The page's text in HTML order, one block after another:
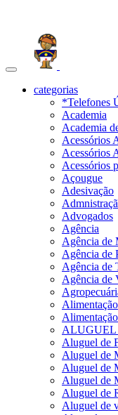
Toggle
navigationcategorias
*Telefones
Academia
Academia
Acessórios
Acessórios
Acessórios
Açougue
Adesivação
Advogados
Agência
Agência de
Agência de
Agência de
Agência de
Alimentação
ALUGUEL
Aluguel de
Aluguel de
Aluguel de
Aluguel de
Aluguel de
Aluguel de